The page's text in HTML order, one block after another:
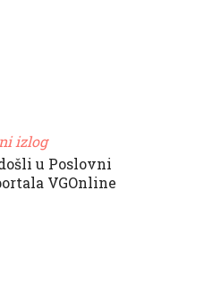
izlog
u Poslovni
VGOnline